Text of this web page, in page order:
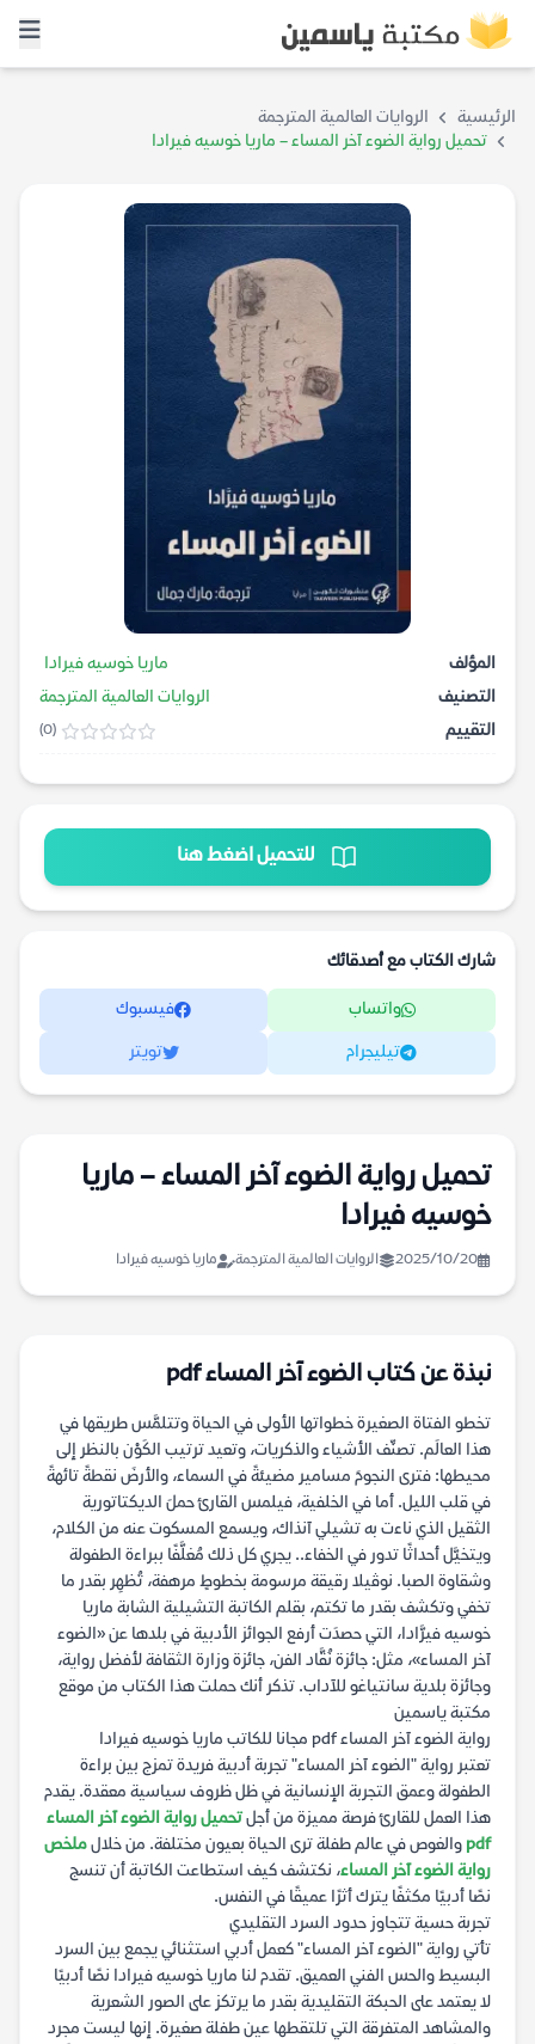
الرئيسية
الروايات العالمية المترجمة
تحميل رواية الضوء آخر المساء – ماريا خوسيه فيرادا
المؤلف
ماريا خوسيه فيرادا
التصنيف
الروايات العالمية المترجمة
التقييم
(0)
للتحميل اضغط هنا
شارك الكتاب مع أصدقائك
واتساب فيسبوك
تيليجرام تويتر
تحميل رواية الضوء آخر المساء – ماريا
خوسيه فيرادا
2025/10/20 الروايات العالمية المترجمة ماريا خوسيه فيرادا
نبذة عن كتاب الضوء آخر المساء pdf
تخطو الفتاة الصغيرة خطواتها الأولى في الحياة وتتلمَّس طريقها في
هذا العالَم. تصنِّف الأشياء والذكريات، وتعيد ترتيب الكَوْن بالنظر إلى
محيطها: فترى النجومَ مسامير مضيئةً في السماء، والأرضَ نقطةً تائهةً
في قلب الليل. أما في الخلفية، فيلمس القارئ حملَ الديكتاتورية
الثقيل الذي ناءت به تشيلي آنذاك، ويسمع المسكوت عنه من الكلام،
ويتخيَّل أحداثًا تدور في الخفاء.. يجري كل ذلك مُغلَّفًا ببراءة الطفولة
وشقاوة الصبا. نوڤيلا رقيقة مرسومة بخطوطٍ مرهفة، تُظهِر بقدر ما
تخفي وتكشف بقدر ما تكتم، بقلم الكاتبة التشيلية الشابة ماريا
خوسيه فيرَّادا، التي حصدَت أرفع الجوائز الأدبية في بلدها عن «الضوء
آخر المساء»، مثل: جائزة نُقَّاد الفن، جائزة وزارة الثقافة لأفضل رواية،
وجائزة بلدية سانتياغو للآداب. تذكر أنك حملت هذا الكتاب من موقع
مكتبة ياسمين
رواية الضوء آخر المساء pdf مجانا للكاتب ماريا خوسيه فيرادا
تعتبر رواية "الضوء آخر المساء" تجربة أدبية فريدة تمزج بين براءة
الطفولة وعمق التجربة الإنسانية في ظل ظروف سياسية معقدة. يقدم
هذا العمل للقارئ فرصة مميزة من أجلتحميل رواية الضوء آخر المساء
pdf والغوص في عالم طفلة ترى الحياة بعيون مختلفة. من خلالملخص
رواية الضوء آخر المساء، نكتشف كيف استطاعت الكاتبة أن تنسج
نصًا أدبيًا مكثفًا يترك أثرًا عميقًا في النفس.
تجربة حسية تتجاوز حدود السرد التقليدي
تأتي رواية "الضوء آخر المساء" كعمل أدبي استثنائي يجمع بين السرد
البسيط والحس الفني العميق. تقدم لنا ماريا خوسيه فيرادا نصًا أدبيًا
لا يعتمد على الحبكة التقليدية بقدر ما يرتكز على الصور الشعرية
والمشاهد المتفرقة التي تلتقطها عين طفلة صغيرة. إنها ليست مجرد